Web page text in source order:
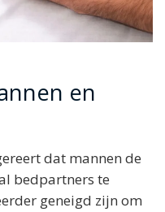
en
dat mannen de
bedpartners te
geneigd zijn om